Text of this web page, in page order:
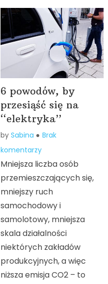
6 powodów, by
przesiąść się na
“elektryka”
bySabina
Brak
komentarzy
Mniejsza liczba osób
przemieszczających się,
mniejszy ruch
samochodowy i
samolotowy, mniejsza
skala działalności
niektórych zakładów
produkcyjnych, a więc
niższa emisja CO2 – to